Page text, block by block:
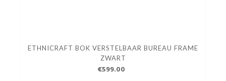
ETHNICRAFT BOK VERSTELBAAR BUREAU FRAME
ZWART
€599.00